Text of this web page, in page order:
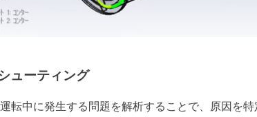
ューティング
転中に発生する問題を解析することで、原因を